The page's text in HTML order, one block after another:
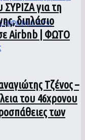
Τζένος –
του 46χρονου
των
για τη
διπλάσιο
Airbnb | ΦΩΤΟ